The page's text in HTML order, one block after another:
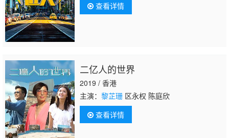
查看详情
二亿人的世界
2019 / 香港
主演： 黎芷珊区永权 陈庭欣
查看详情